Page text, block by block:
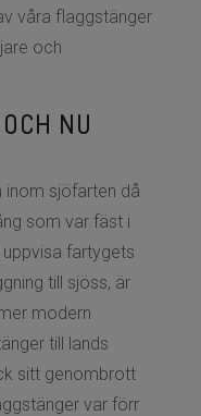
våra flaggstänger
och
NU
inom sjöfarten då
som var fäst i
fartygets
till sjöss, är
modern
till lands
sitt genombrott
var förr